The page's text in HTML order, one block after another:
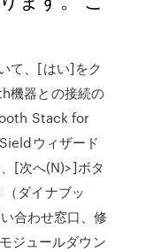
て、[はい]をク
機器との接続の
Stack for
ウィザード
[次へ(N)>]ボタ
ダイナブッ
合わせ窓口、修
ジュールダウン